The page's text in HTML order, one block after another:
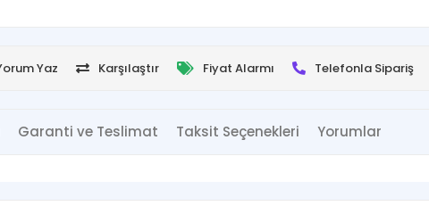
Yaz Karşılaştır Fiyat Alarmı Telefonla Sipariş
Garanti ve Teslimat Taksit Seçenekleri Yorumlar